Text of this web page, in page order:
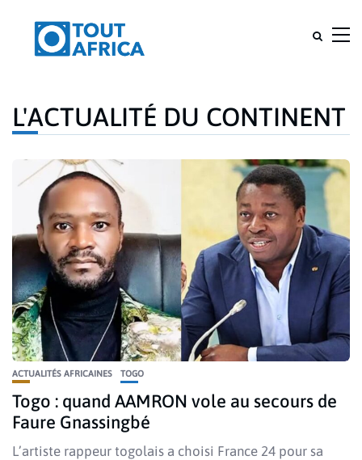
L'ACTUALITÉ DU CONTINENT
ACTUALITÉS AFRICAINES TOGO
Togo : quand AAMRON vole au secours de
Faure Gnassingbé
L’artiste rappeur togolais a choisi France 24 pour sa